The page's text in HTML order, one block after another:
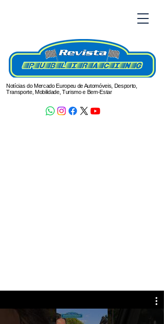
Notícias do Mercado Europeu de Automóveis, Desporto,
Transporte, Mobilidade, Turismo e Bem-Estar